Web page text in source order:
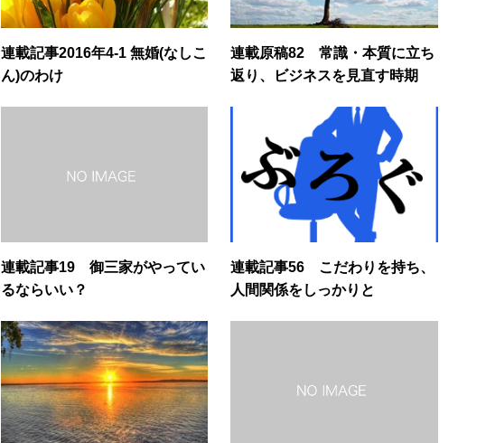
連載記事2016年4-1 無婚(なしこ
ん)のわけ
連載原稿82 常識・本質に立ち
返り、ビジネスを見直す時期
連載記事19 御三家がやってい
るならいい？
連載記事56 こだわりを持ち、
人間関係をしっかりと